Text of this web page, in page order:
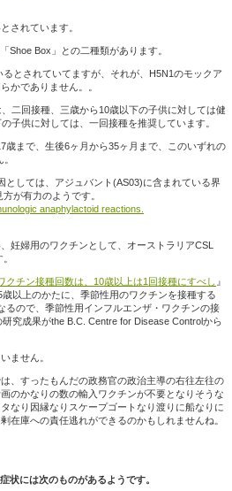
されています。
Shoe Box」との二種類があります。
とされていてますが、それが、H5N1のモックア
かでありません。。
二回接種、三歳から10歳以下の子供に対しては健
子供に対しては、一回接種を推奨しています。
歳まで、生後6ヶ月から35ヶ月まで、このいずれの
しては、アジュバント(AS03)に含まれている界
が有力のようです。
anaphylactoid reactions.
妊婦用のワクチンとして、オーストラリアCSL
クチン接種回数は、10歳以上は1回接種にすべし 』
以上のかたに、季節性用のワクチンを接種する
るので、季節性用インフルエンザ・ワクチンの接
究成果がthe B.C. Centre for Disease Controlから
ません。
、すったもんだの政務官の政治主導の右往左往の
のかなりの数の輸入ワクチンが不要となりそうな
なり因縁なりスケープゴートなり渡りに船なりに
在庫への責任逃れができるのかもしれませんね。
状には次のものがあるようです。